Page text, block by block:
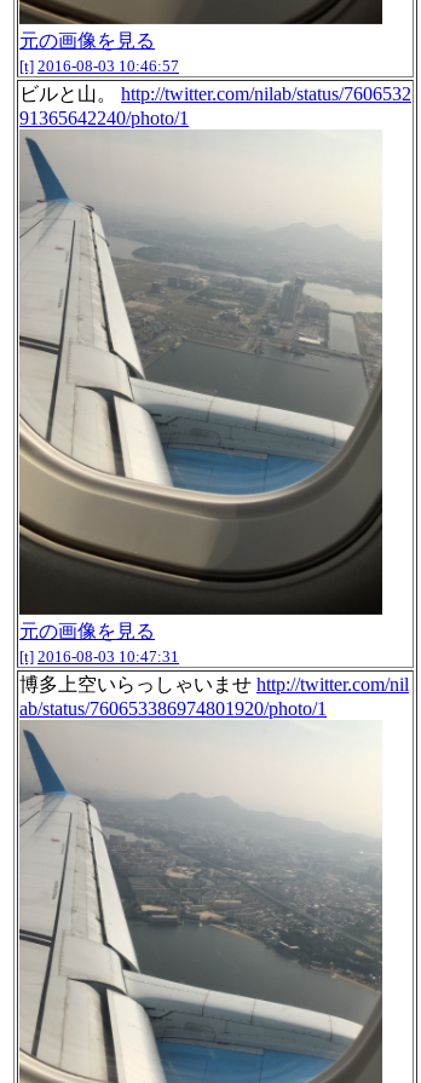
元の画像を見る
[t] 2016-08-03 10:46:57
ビルと山。 http://twitter.com/nilab/status/7606532
91365642240/photo/1
元の画像を見る
[t] 2016-08-03 10:47:31
博多上空いらっしゃいませ http://twitter.com/nil
ab/status/760653386974801920/photo/1